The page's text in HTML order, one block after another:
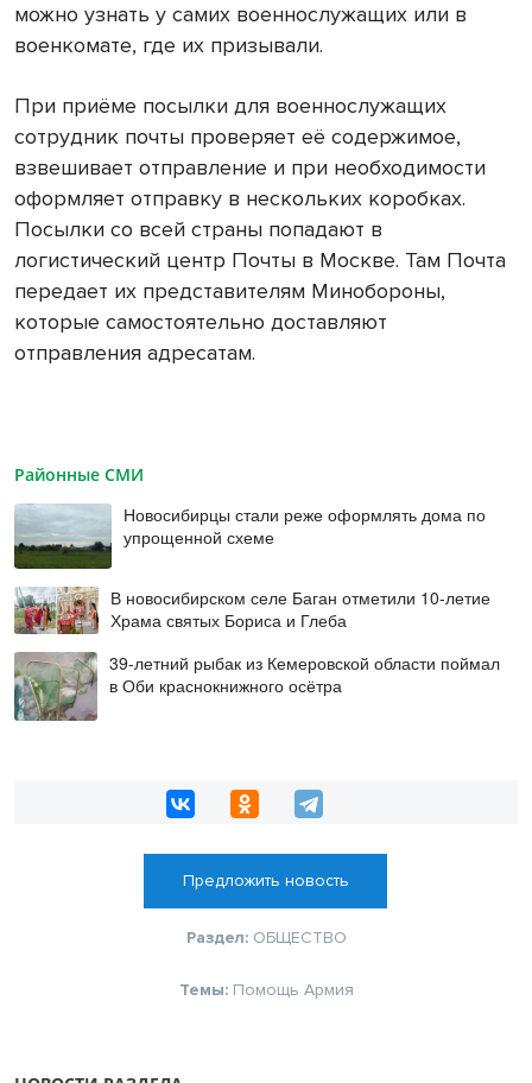
можно узнать у самих военнослужащих или в
военкомате, где их призывали.
При приёме посылки для военнослужащих
сотрудник почты проверяет её содержимое,
взвешивает отправление и при необходимости
оформляет отправку в нескольких коробках.
Посылки со всей страны попадают в
логистический центр Почты в Москве. Там Почта
передает их представителям Минобороны,
которые самостоятельно доставляют
отправления адресатам.
Районные СМИ
Новосибирцы стали реже оформлять дома по
упрощенной схеме
В новосибирском селе Баган отметили 10-летие
Храма святых Бориса и Глеба
39-летний рыбак из Кемеровской области поймал
в Оби краснокнижного осётра
Предложить новость
Раздел: ОБЩЕСТВО
Темы: Помощь Армия